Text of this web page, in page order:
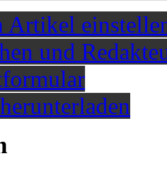
Artikel
und